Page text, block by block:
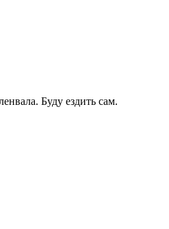
Буду ездить сам.